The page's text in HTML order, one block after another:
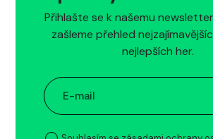
Přihlašte se k našemu
zašleme přehled
nejlepších her.